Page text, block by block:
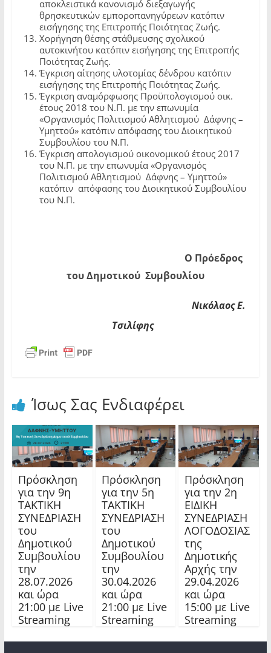
αποκλειστικά κανονισμό διεξαγωγής
θρησκευτικών εμποροπανηγύρεων κατόπιν
εισήγησης της Επιτροπής Ποιότητας Ζωής.
Χορήγηση θέσης στάθμευσης σχολικού
αυτοκινήτου κατόπιν εισήγησης της Επιτροπής
Ποιότητας Ζωής.
Έγκριση αίτησης υλοτομίας δένδρου κατόπιν
εισήγησης της Επιτροπής Ποιότητας Ζωής.
Έγκριση αναμόρφωσης Προϋπολογισμού οικ.
έτους 2018 του Ν.Π. με την επωνυμία
«Οργανισμός Πολιτισμού Αθλητισμού Δάφνης –
Υμηττού» κατόπιν απόφασης του Διοικητικού
Συμβουλίου του Ν.Π.
Έγκριση απολογισμού οικονομικού έτους 2017
του Ν.Π. με την επωνυμία «Οργανισμός
Πολιτισμού Αθλητισμού Δάφνης – Υμηττού»
κατόπιν απόφασης του Διοικητικού Συμβουλίου
του Ν.Π.
Ο Πρόεδρος
του Δημοτικού Συμβουλίου
Νικόλαος Ε.
Τσιλίφης
Ίσως Σας Ενδιαφέρει
Πρόσκληση
για την 9η
ΤΑΚΤΙΚΗ
ΣΥΝΕΔΡΙΑΣΗ
του
Δημοτικού
Συμβουλίου
την
28.07.2026
και ώρα
21:00 με Live
Streaming
Πρόσκληση
για την 5η
ΤΑΚΤΙΚΗ
ΣΥΝΕΔΡΙΑΣΗ
του
Δημοτικού
Συμβουλίου
την
30.04.2026
και ώρα
21:00 με Live
Streaming
Πρόσκληση
για την 2η
ΕΙΔΙΚΗ
ΣΥΝΕΔΡΙΑΣΗ
ΛΟΓΟΔΟΣΙΑΣ
της
Δημοτικής
Αρχής την
29.04.2026
και ώρα
15:00 με Live
Streaming